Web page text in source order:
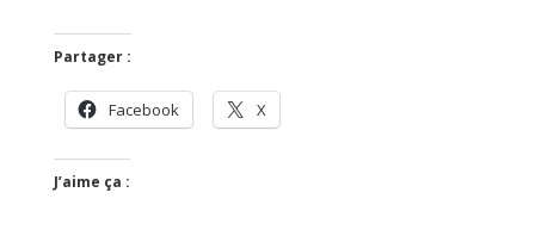
Partager :
Facebook X
J’aime ça :